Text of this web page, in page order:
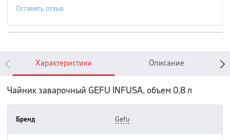
Оставить отзыв
Характеристики Описание
Чайник заварочный GEFU INFUSA, объем 0,8 л
Бренд gefu